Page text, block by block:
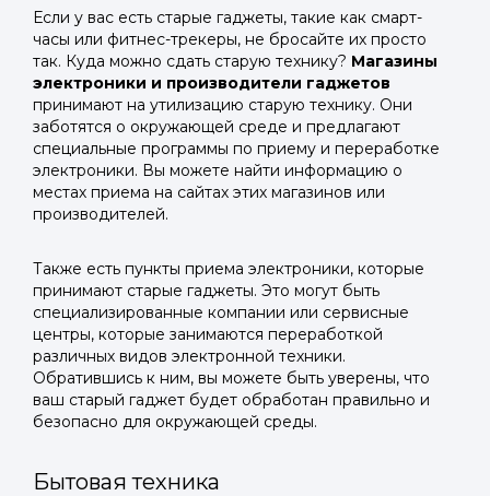
Если у вас есть старые гаджеты, такие как смарт-
часы или фитнес-трекеры, не бросайте их просто
так. Куда можно сдать старую технику? Магазины
электроники и производители гаджетов
принимают на утилизацию старую технику. Они
заботятся о окружающей среде и предлагают
специальные программы по приему и переработке
электроники. Вы можете найти информацию о
местах приема на сайтах этих магазинов или
производителей.
Также есть пункты приема электроники, которые
принимают старые гаджеты. Это могут быть
специализированные компании или сервисные
центры, которые занимаются переработкой
различных видов электронной техники.
Обратившись к ним, вы можете быть уверены, что
ваш старый гаджет будет обработан правильно и
безопасно для окружающей среды.
Бытовая техника